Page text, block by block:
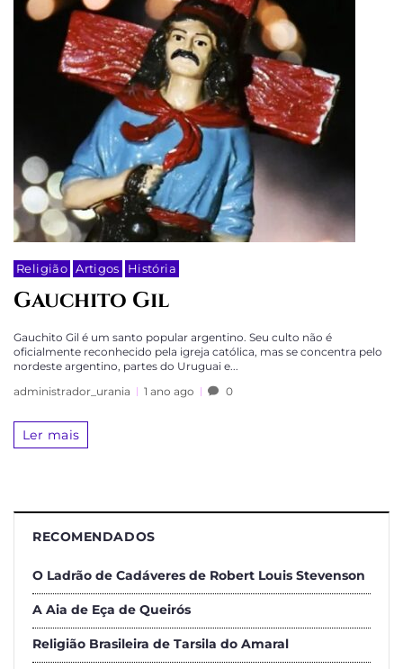
Religião Artigos História
Gauchito Gil
Gauchito Gil é um santo popular argentino. Seu culto não é
oficialmente reconhecido pela igreja católica, mas se concentra pelo
nordeste argentino, partes do Uruguai e...
administrador_urania
1 ano ago 0
Ler mais
RECOMENDADOS
O Ladrão de Cadáveres de Robert Louis Stevenson
A Aia de Eça de Queirós
Religião Brasileira de Tarsila do Amaral